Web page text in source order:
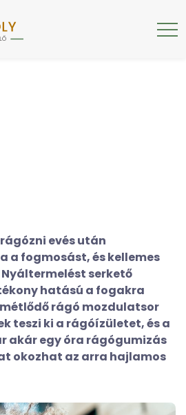
evés után
a fogmosást, és kellemes
serkető
hatású a fogakra
rágó mozdulatsor
teszi ki a rágóízületet, és a
akár egy óra rágógumizás
okozhat az arra hajlamos